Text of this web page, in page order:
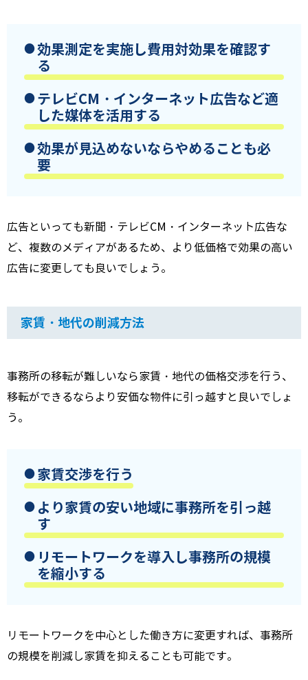
効果測定を実施し費用対効果を確認す
る
テレビCM ・インターネット広告など適
した媒体を活用する
効果が見込めないならやめることも必
要
広告といっても新聞・テレビCM ・インターネット広告な
ど、複数のメディアがあるため、より低価格で効果の高い
広告に変更しても良いでしょう。
家賃・地代の削減方法
事務所の移転が難しいなら家賃・地代の価格交渉を行う、
移転ができるならより安価な物件に引っ越すと良いでしょ
う。
家賃交渉を行う
より家賃の安い地域に事務所を引っ越
す
リモートワークを導入し事務所の規模
を縮小する
リモートワークを中心とした働き方に変更すれば、事務所
の規模を削減し家賃を抑えることも可能です。